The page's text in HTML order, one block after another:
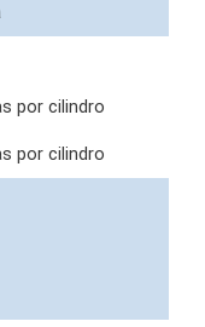
por cilindro
por cilindro